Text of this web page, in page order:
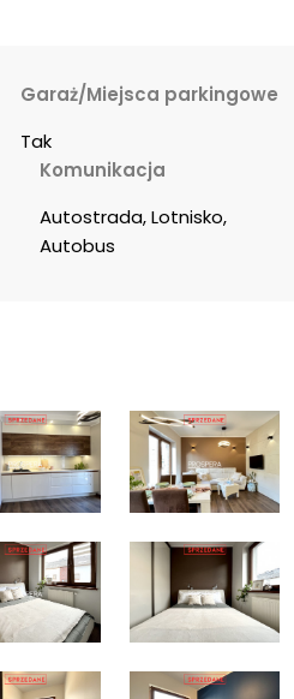
Garaż/Miejsca parkingowe
Tak
Komunikacja
Autostrada, Lotnisko,
Autobus